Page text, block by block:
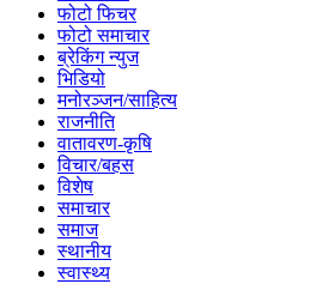
फोटो फिचर
फोटो समाचार
ब्रेकिंग न्युज
भिडियो
मनोरञ्जन/साहित्य
राजनीति
वातावरण-कृषि
विचार/बहस
विशेष
समाचार
समाज
स्थानीय
स्वास्थ्य